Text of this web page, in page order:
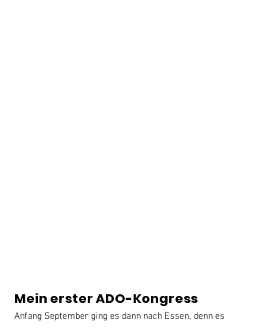
Mein erster ADO-Kongress
Anfang September ging es dann nach Essen, denn es